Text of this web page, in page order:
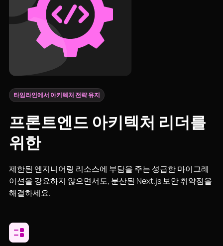
타임라인에서 아키텍처 전략 유지
프론트엔드 아키텍처 리더를
위한
제한된 엔지니어링 리소스에 부담을 주는 성급한 마이그레
이션을 강요하지 않으면서도, 분산된 Next.js 보안 취약점을
해결하세요.